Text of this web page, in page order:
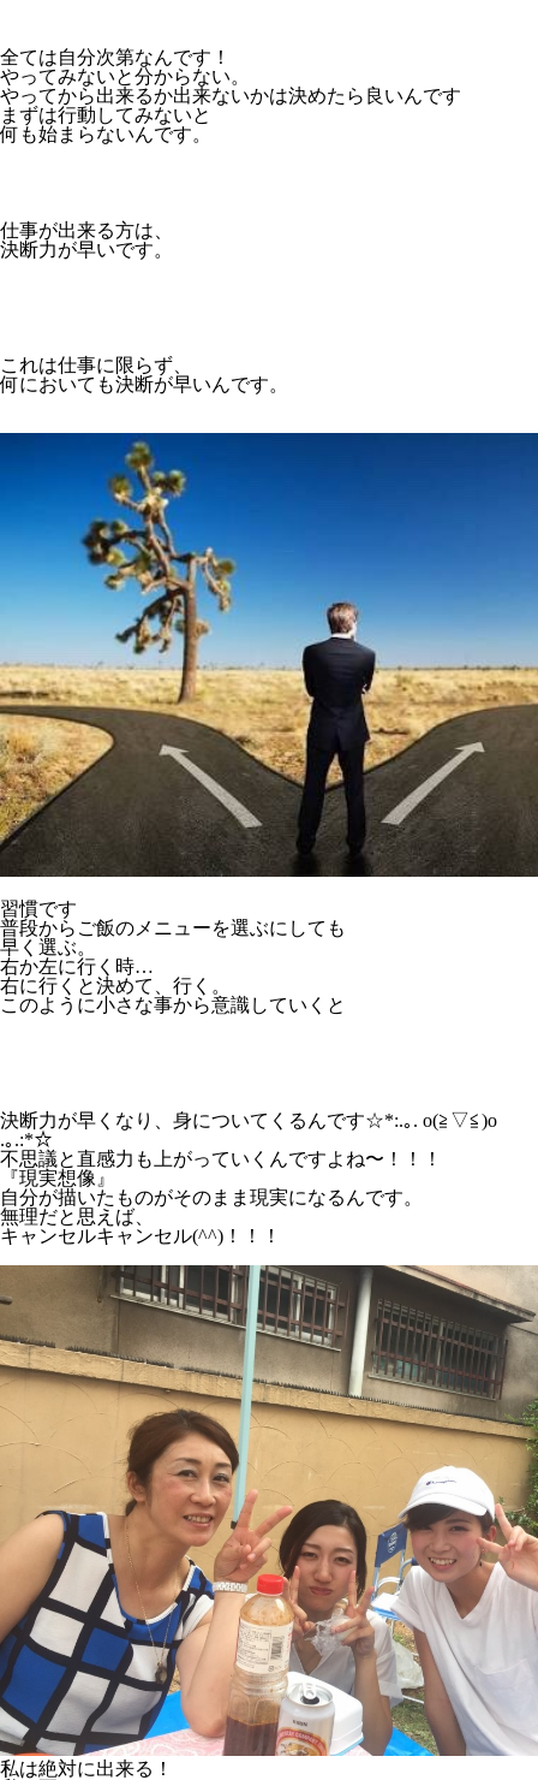
全ては自分次第なんです！
やってみないと分からない。
やってから出来るか出来ないかは決めたら良いんです
まずは行動してみないと
何も始まらないんです。
仕事が出来る方は、
決断力が早いです。
これは仕事に限らず、
何においても決断が早いんです。
習慣です
普段からご飯のメニューを選ぶにしても
早く選ぶ。
右か左に行く時…
右に行くと決めて、行く。
このように小さな事から意識していくと
決断力が早くなり、身についてくるんです☆*:.｡. o(≧▽≦)o
.｡.:*☆
不思議と直感力も上がっていくんですよね〜！！！
『現実想像』
自分が描いたものがそのまま現実になるんです。
無理だと思えば、
キャンセルキャンセル(^^)！！！
私は絶対に出来る！